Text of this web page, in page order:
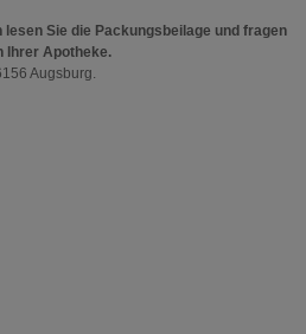
Sie die Packungsbeilage und fragen
Ihrer Apotheke.
Augsburg.